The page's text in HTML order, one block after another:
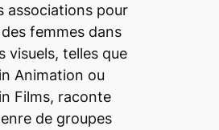
associations pour
femmes dans
visuels, telles que
Animation ou
Films, raconte
de groupes